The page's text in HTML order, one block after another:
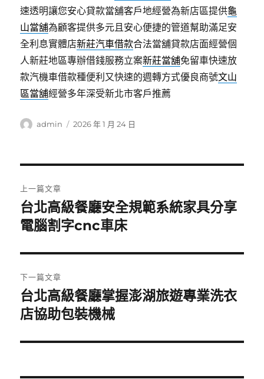
速透明讓您安心貸款當舖客戶地經營為新店區提供龜
山當舖為顧客提供多元且安心便捷的管道幫助滿足安
全利息實體店新莊汽車借款合法當舖貸款店面經營個
人新莊地區專辦借錢服務立案新莊當舖免留車快速放
款汽機車借款種便利又快速的週轉方式優良商號文山
區當舖經營多年深受新北市客戶推薦
作
admin
發
2026 年 1 月 24 日
章
導
覽
上一篇文章
上
一
文
章:
台北高級餐廳安全規範系統家具分享
電腦割字cnc車床
下一篇文章
下
一
文
台北高級餐廳掌握澎湖旅遊專業洗衣
店協助包裝機械